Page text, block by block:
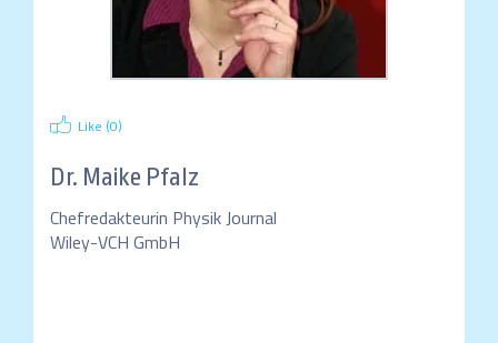
Like (0)
Dr. Maike Pfalz
Chefredakteurin Physik Journal
Wiley-VCH GmbH